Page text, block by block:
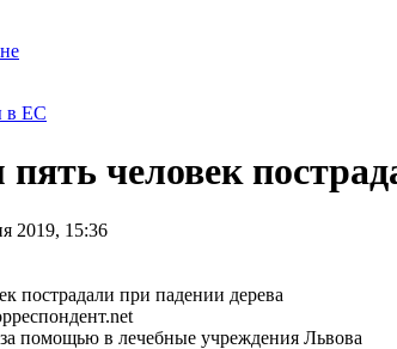
в ЕС
человек
2019, 15:36
помощью в лечебные учреждения Львова